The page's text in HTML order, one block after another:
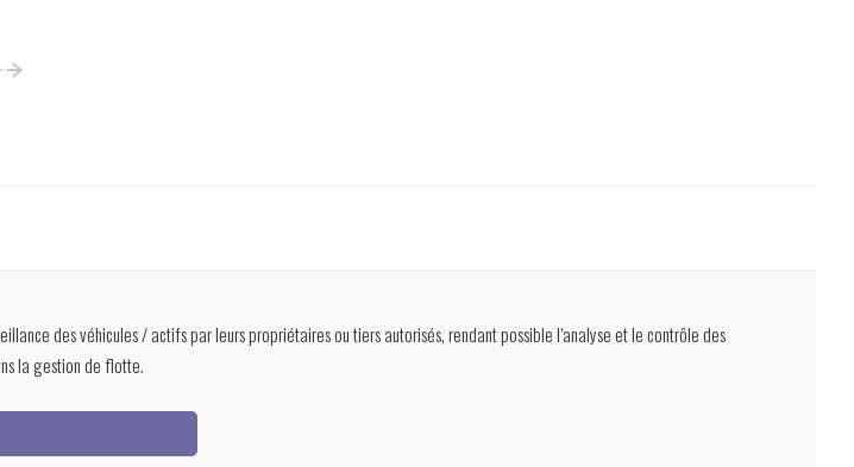
des véhicules / actifs par leurs propriétaires ou tiers autorisés, rendant possible l’analyse et le contrôle des
la gestion de flotte.